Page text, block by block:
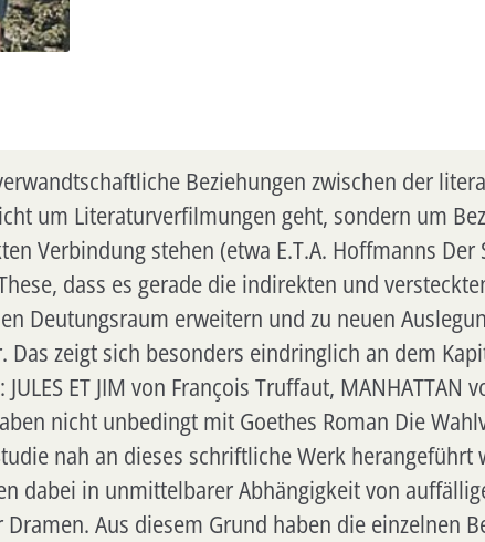
Beziehungen zwischen der
um Literaturverfilmungen geht, sondern um
Verbindung stehen (etwa E.T.A. Hoffmanns Der
dass es gerade die indirekten und
Deutungsraum erweitern und zu neuen
zeigt sich besonders eindringlich an dem
ET JIM von François Truffaut, MANHATTAN
nicht unbedingt mit Goethes Roman Die
nah an dieses schriftliche Werk herangeführt
dabei in unmittelbarer Abhängigkeit von
Aus diesem Grund haben die einzelnen